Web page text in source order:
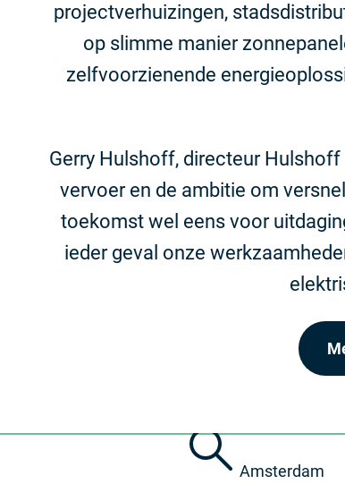
projectverhuizingen,
op slimme manier
zelfvoorzienende
Gerry Hulshoff, directeur
vervoer en de ambitie om
toekomst wel eens voor
ieder geval onze
Amsterdam